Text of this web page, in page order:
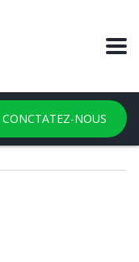
CONCTATEZ-NOUS